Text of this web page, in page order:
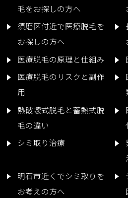
毛をお探しの方へ
須磨区付近で医療脱毛を
お探しの方へ
医療脱毛の原理と仕組み
医療脱毛のリスクと副作
用
熱破壊式脱毛と蓄熱式脱
毛の違い
シミ取り治療
明石市近くでシミ取りを
お考えの方へ